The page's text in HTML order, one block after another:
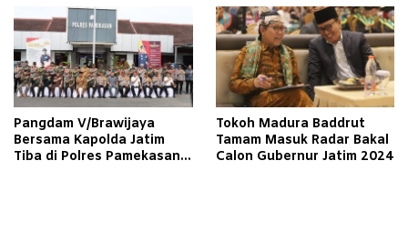
Pangdam V/Brawijaya
Bersama Kapolda Jatim
Tiba di Polres Pamekasan,
Tokoh Madura Baddrut
Tamam Masuk Radar Bakal
Calon Gubernur Jatim 2024